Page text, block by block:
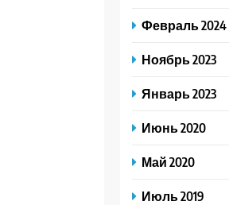
Февраль 2024
Ноябрь 2023
Январь 2023
Июнь 2020
Май 2020
Июль 2019